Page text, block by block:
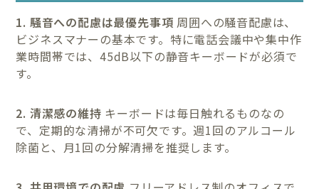
1. 騒音への配慮は最優先事項 周囲への騒音配慮は、
ビジネスマナーの基本です。特に電話会議中や集中作
業時間帯では、45dB以下の静音キーボードが必須で
す。
2. 清潔感の維持 キーボードは毎日触れるものなの
で、定期的な清掃が不可欠です。週1回のアルコール
除菌と、月1回の分解清掃を推奨します。